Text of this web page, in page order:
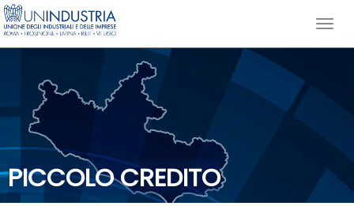
PICCOLO CREDITO